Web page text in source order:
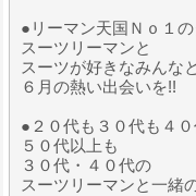
●リーマン天国Ｎｏ１
スーツリーマンと
スーツが好きなみんな
６月の熱い出会いを!!
●２０代も３０代も４
５０代以上も
３０代・４０代の
スーツリーマンと一緒